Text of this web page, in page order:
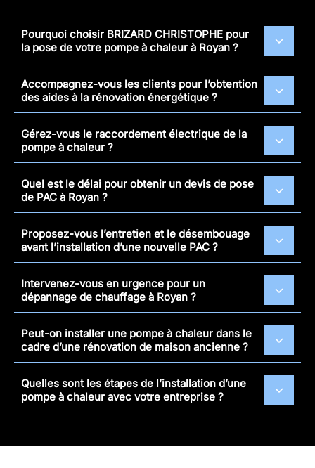
Pourquoi choisir BRIZARD CHRISTOPHE pour
la pose de votre pompe à chaleur à Royan ?
Accompagnez-vous les clients pour l’obtention
des aides à la rénovation énergétique ?
Gérez-vous le raccordement électrique de la
pompe à chaleur ?
Quel est le délai pour obtenir un devis de pose
de PAC à Royan ?
Proposez-vous l’entretien et le désembouage
avant l’installation d’une nouvelle PAC ?
Intervenez-vous en urgence pour un
dépannage de chauffage à Royan ?
Peut-on installer une pompe à chaleur dans le
cadre d’une rénovation de maison ancienne ?
Quelles sont les étapes de l’installation d’une
pompe à chaleur avec votre entreprise ?